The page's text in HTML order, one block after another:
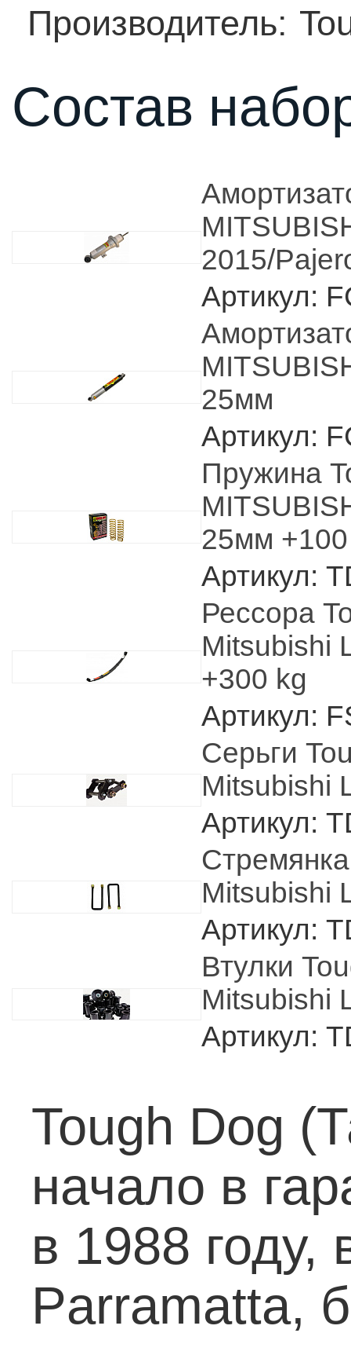
Производитель:
Состав
2015/
Артикул:
25мм
Артикул:
Пружина
25мм
Артикул:
Рессора
Mitsubishi
+300 kg
Артикул:
Серьги
Mitsubishi
Артикул:
Mitsubishi
Артикул:
Втулки
Mitsubishi
Артикул:
Tough Dog
начало в
в 1988 году,
Parramatta,